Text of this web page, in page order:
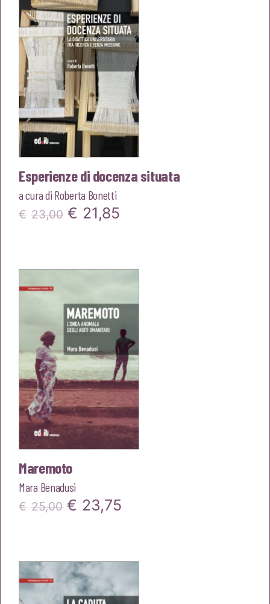
€20,00.€19,00.
Esperienze di docenza situata
a cura di Roberta Bonetti
€ 23,00 Il
€23,00.
€ 21,85
€21,85.
Maremoto
Mara Benadusi
€ 25,00 Il
era:
€25,00.
€ 23,75
è:
€23,75.